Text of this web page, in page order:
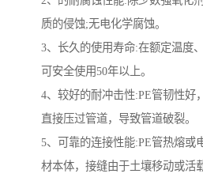
质的侵蚀;无电化学腐蚀。
3、长久的使用寿命:在额定温度
可安全使用50年以上。
4、较好的耐冲击性:PE管韧性好
直接压过管道，导致管道破裂。
5、可靠的连接性能:PE管热熔或
材本体，接缝由于土壤移动或活